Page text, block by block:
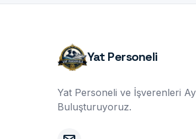
Yat Personeli
Yat Personeli ve İşverenleri
Buluşturuyoruz.